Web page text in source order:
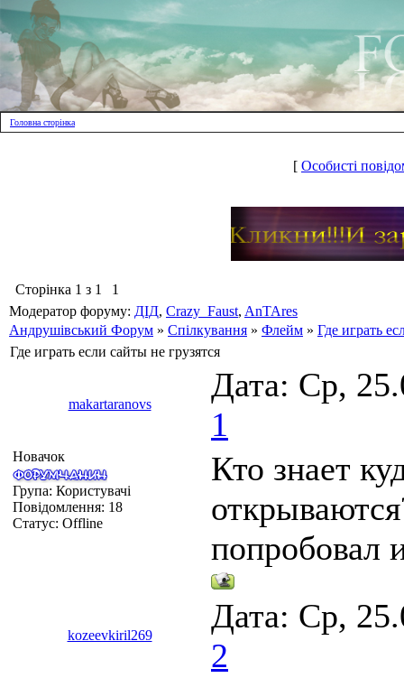
Головна сторінка
[ Особисті
Сторінка 1 з 1
1
Модератор форуму: ДІД, Crazy_Faust, AnTAres
Андрушівський Форум » Спілкування » Флейм » Где играть
Где играть если сайты не грузятся
makartaranovs
Дата: Ср,
1
Новачок
Група: Користувачі
Повідомлення: 18
Статус: Offline
Кто знает
попробовал
kozeevkiril269
Дата: Ср,
2